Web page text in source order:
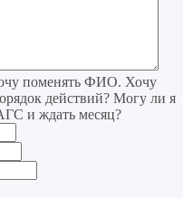
поменять ФИО. Хочу
действий? Могу ли я
и ждать месяц?